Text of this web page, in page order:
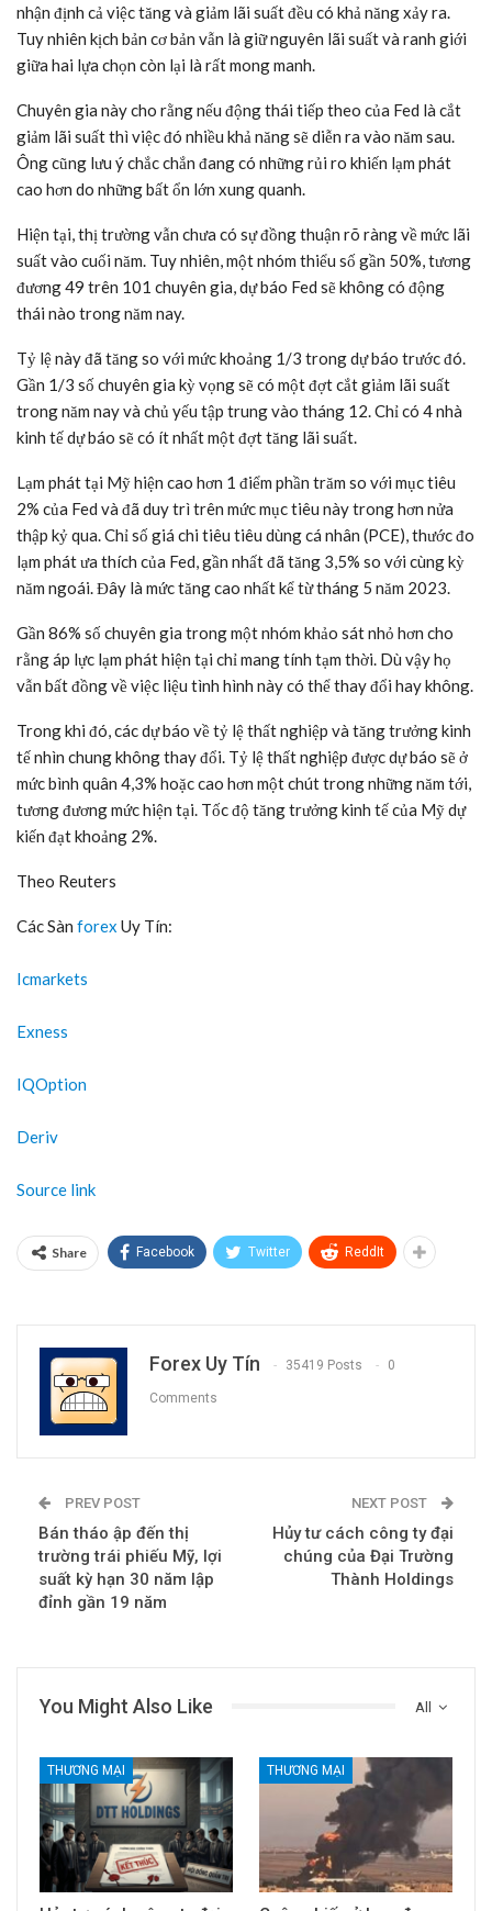
nhận định cả việc tăng và giảm lãi suất đều có khả năng xảy ra.
Tuy nhiên kịch bản cơ bản vẫn là giữ nguyên lãi suất và ranh giới
giữa hai lựa chọn còn lại là rất mong manh.
Chuyên gia này cho rằng nếu động thái tiếp theo của Fed là cắt
giảm lãi suất thì việc đó nhiều khả năng sẽ diễn ra vào năm sau.
Ông cũng lưu ý chắc chắn đang có những rủi ro khiến lạm phát
cao hơn do những bất ổn lớn xung quanh.
Hiện tại, thị trường vẫn chưa có sự đồng thuận rõ ràng về mức lãi
suất vào cuối năm. Tuy nhiên, một nhóm thiểu số gần 50%, tương
đương 49 trên 101 chuyên gia, dự báo Fed sẽ không có động
thái nào trong năm nay.
Tỷ lệ này đã tăng so với mức khoảng 1/3 trong dự báo trước đó.
Gần 1/3 số chuyên gia kỳ vọng sẽ có một đợt cắt giảm lãi suất
trong năm nay và chủ yếu tập trung vào tháng 12. Chỉ có 4 nhà
kinh tế dự báo sẽ có ít nhất một đợt tăng lãi suất.
Lạm phát tại Mỹ hiện cao hơn 1 điểm phần trăm so với mục tiêu
2% của Fed và đã duy trì trên mức mục tiêu này trong hơn nửa
thập kỷ qua. Chỉ số giá chi tiêu tiêu dùng cá nhân (PCE), thước đo
lạm phát ưa thích của Fed, gần nhất đã tăng 3,5% so với cùng kỳ
năm ngoái. Đây là mức tăng cao nhất kể từ tháng 5 năm 2023.
Gần 86% số chuyên gia trong một nhóm khảo sát nhỏ hơn cho
rằng áp lực lạm phát hiện tại chỉ mang tính tạm thời. Dù vậy họ
vẫn bất đồng về việc liệu tình hình này có thể thay đổi hay không.
Trong khi đó, các dự báo về tỷ lệ thất nghiệp và tăng trưởng kinh
tế nhìn chung không thay đổi. Tỷ lệ thất nghiệp được dự báo sẽ ở
mức bình quân 4,3% hoặc cao hơn một chút trong những năm tới,
tương đương mức hiện tại. Tốc độ tăng trưởng kinh tế của Mỹ dự
kiến đạt khoảng 2%.
Theo Reuters
Các Sàn forex Uy Tín:
Icmarkets
Exness
IQOption
Deriv
Source link
Share Facebook Twitter ReddIt
Forex Uy Tín 35419 Posts 0
Comments
PREV POST
Bán tháo ập đến thị
trường trái phiếu Mỹ, lợi
suất kỳ hạn 30 năm lập
đỉnh gần 19 năm
NEXT POST
Hủy tư cách công ty đại
chúng của Đại Trường
Thành Holdings
All
You Might Also Like
THƯƠNG MẠI THƯƠNG MẠI